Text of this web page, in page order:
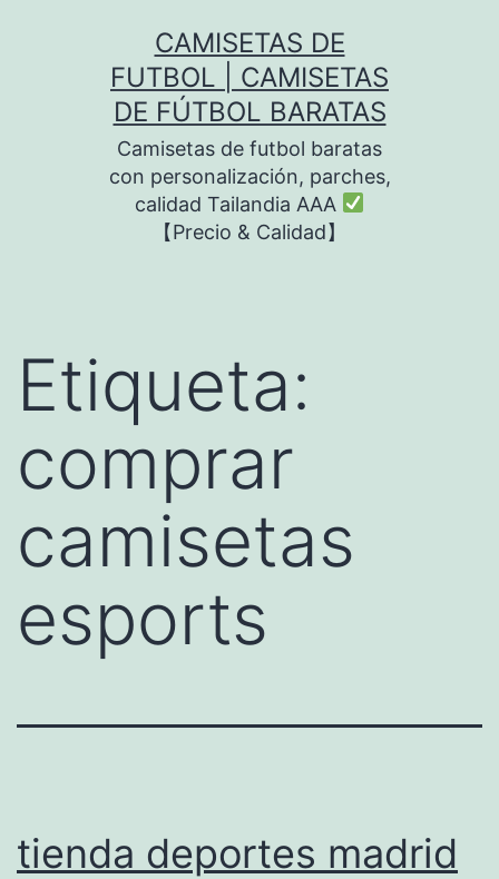
CAMISETAS DE
FUTBOL | CAMISETAS
DE FÚTBOL BARATAS
Camisetas de futbol baratas
con personalización, parches,
calidad Tailandia AAA
【Precio & Calidad】
Etiqueta:
comprar
camisetas
esports
tienda deportes madrid